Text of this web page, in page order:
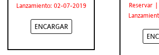
Lanzamiento: 02-07-2019
ENCARGAR
Reservar